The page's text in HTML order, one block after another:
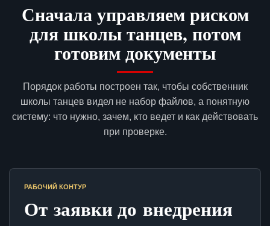
Сначала управляем риском
для школы танцев, потом
готовим документы
Порядок работы построен так, чтобы собственник
школы танцев видел не набор файлов, а понятную
систему: что нужно, зачем, кто ведет и как действовать
при проверке.
РАБОЧИЙ КОНТУР
От заявки до внедрения